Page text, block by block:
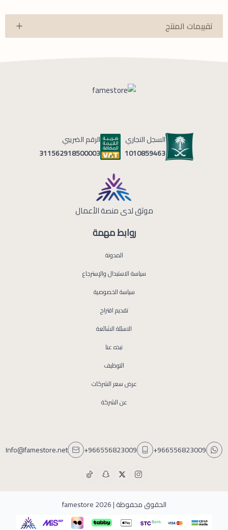
تقييمات المنتج
روابط مهمة
المدونة
سياسة الاستبدال والإسترجاع
سياسة الخصوصية
تقديم اقتراح
الاسئلة الشائعة
نبذه عنا
التوظيف
عرض سعر الشركات
عن الشركة
السجل التجاري
1010859463
الرقم الضريبي
311562918500003
موثق لدى منصة الأعمال
+966556823009
+966556823009
Info@famestore.net
الحقوق محفوظة | 2026 famestore